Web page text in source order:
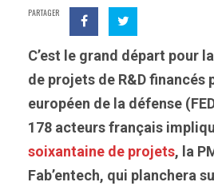
PARTAGER
C’est le grand départ pour
de projets de R&D financés
européen de la défense
178 acteurs français
soixantaine de projets, la
Fab’entech, qui planchera